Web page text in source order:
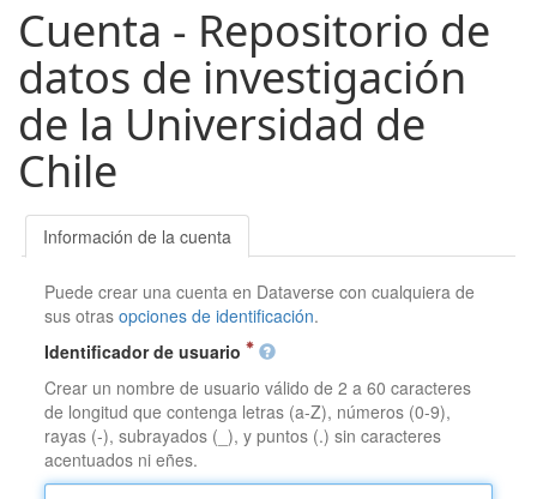
Cuenta - Repositorio de
datos de investigación
de la Universidad de
Chile
Información de la cuenta
Puede crear una cuenta en Dataverse con cualquiera de
sus otrasopciones de identificación.
Identificador de usuario
Crear un nombre de usuario válido de 2 a 60 caracteres
de longitud que contenga letras (a-Z), números (0-9),
rayas (-), subrayados (_), y puntos (.) sin caracteres
acentuados ni eñes.